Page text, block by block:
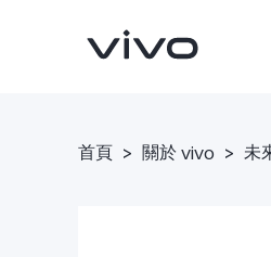
首頁 > 關於 vivo > 未